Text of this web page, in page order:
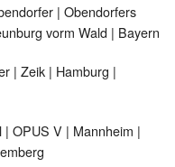
| Obendorfers
vorm Wald | Bayern
| Zeik | Hamburg |
| OPUS V | Mannheim |